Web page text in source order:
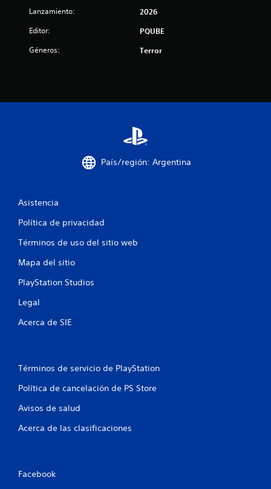
Lanzamiento: 2026
Editor: PQUBE
Géneros: Terror
País/región: Argentina
Asistencia
Política de privacidad
Términos de uso del sitio web
Mapa del sitio
PlayStation Studios
Legal
Acerca de SIE
Términos de servicio de PlayStation
Política de cancelación de PS Store
Avisos de salud
Acerca de las clasificaciones
Facebook